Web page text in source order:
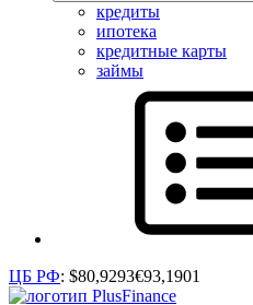
кредиты
ипотека
кредитные карты
займы
ЦБ РФ: $80,9293€93,1901